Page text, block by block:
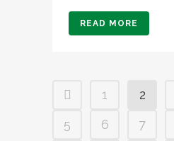
READ MORE
1 2
5
6 7